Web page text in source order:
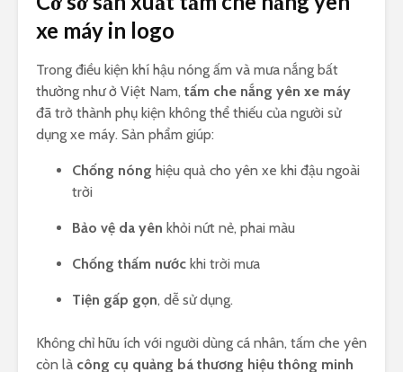
xe máy in logo
Trong điều kiện khí hậu nóng ấm và mưa nắng bất
thường như ở Việt Nam, tấm che nắng yên xe máy
đã trở thành phụ kiện không thể thiếu của người sử
dụng xe máy. Sản phẩm giúp:
Chống nóng hiệu quả cho yên xe khi đậu ngoài
trời
Bảo vệ da yên khỏi nứt nẻ, phai màu
Chống thấm nước khi trời mưa
Tiện gấp gọn, dễ sử dụng.
Không chỉ hữu ích với người dùng cá nhân, tấm che yên
còn là công cụ quảng bá thương hiệu thông minh